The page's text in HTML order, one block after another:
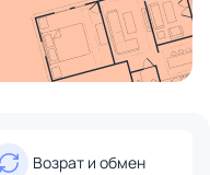
Возрат и обмен